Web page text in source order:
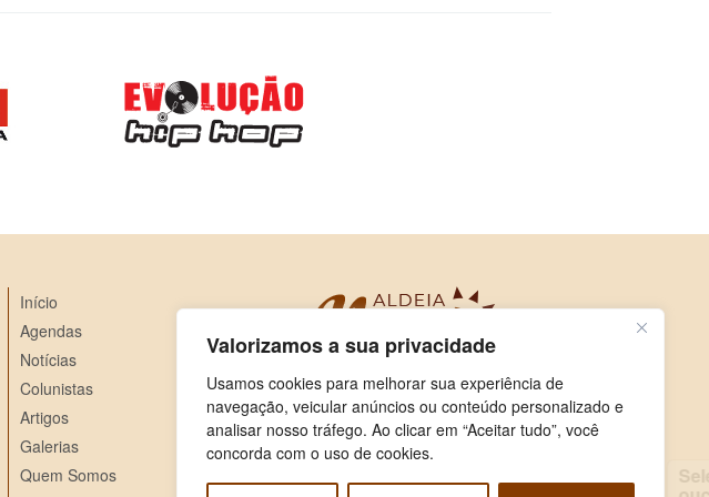
Valorizamos a sua privacidade
Usamos cookies para melhorar sua experiência de
navegação, veicular anúncios ou conteúdo personalizado e
analisar nosso tráfego. Ao clicar em “Aceitar tudo”, você
concorda com o uso de cookies.
Início
Agendas
Notícias
Colunistas
Artigos
Galerias
Quem Somos